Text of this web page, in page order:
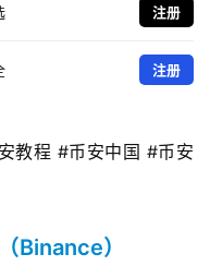
注册
注册
教程 #币安中国 #币安
Binance）